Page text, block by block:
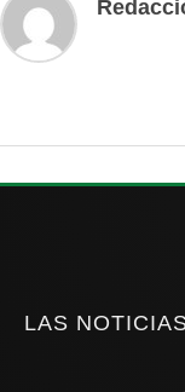
LAS